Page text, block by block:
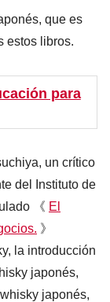
que es
estos libros.
para
un crítico
del Instituto de
《 El
》
la introducción
japonés,
japonés,